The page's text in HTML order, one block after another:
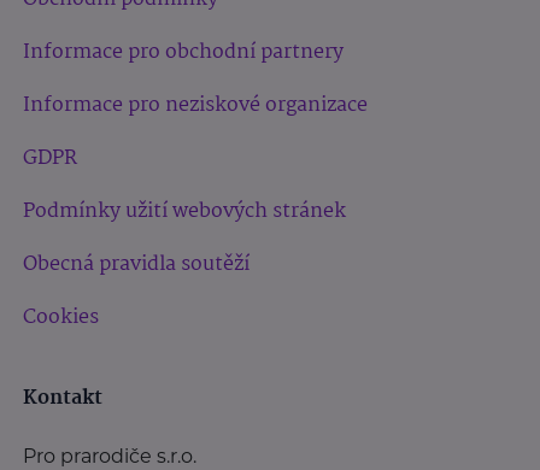
Informace pro obchodní partnery
Informace pro neziskové organizace
GDPR
Podmínky užití webových stránek
Obecná pravidla soutěží
Cookies
Kontakt
Pro prarodiče s.r.o.